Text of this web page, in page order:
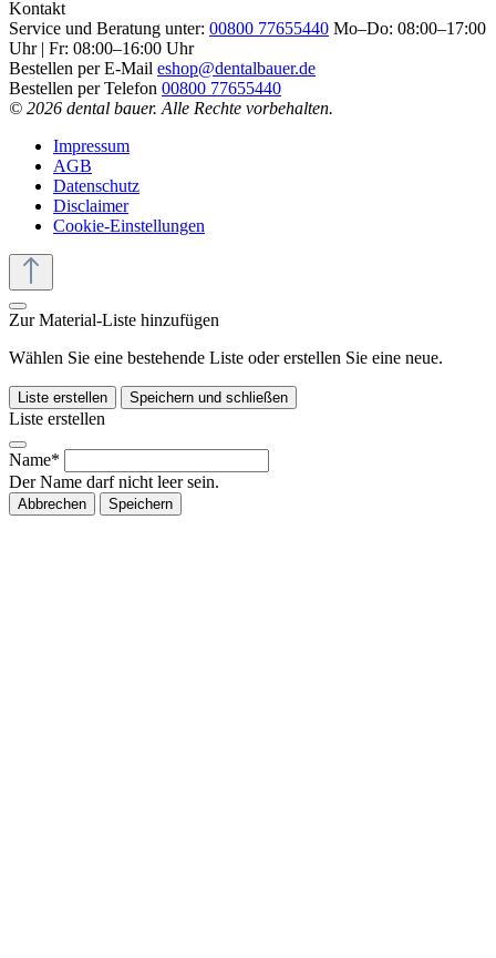
Kontakt
Service und Beratung unter: 00800 77655440 Mo–Do: 08:00–17:00
Uhr | Fr: 08:00–16:00 Uhr
Bestellen per E-Mail eshop@dentalbauer.de
Bestellen per Telefon 00800 77655440
© 2026 dental bauer. Alle Rechte vorbehalten.
Impressum
AGB
Datenschutz
Disclaimer
Cookie-Einstellungen
Zur Material-Liste hinzufügen
Wählen Sie eine bestehende Liste oder erstellen Sie eine neue.
Liste erstellen Speichern und schließen
Liste erstellen
Name*
Der Name darf nicht leer sein.
Abbrechen Speichern